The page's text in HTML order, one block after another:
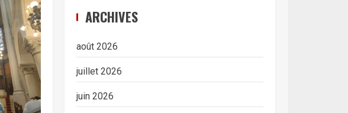
ARCHIVES
août 2026
juillet 2026
juin 2026